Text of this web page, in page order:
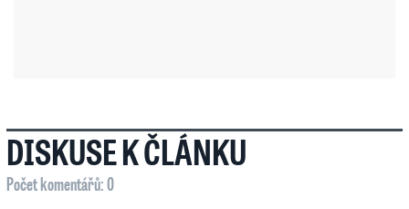
DISKUSE K ČLÁNKU
Počet komentářů: 0